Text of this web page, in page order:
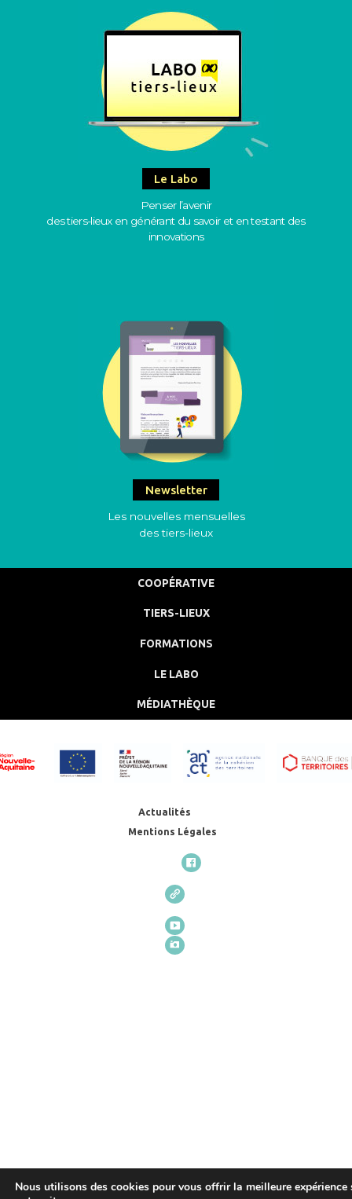
Le Labo
Penser l’avenir
des tiers-lieux en générant du savoir et en testant des
innovations
Newsletter
Les nouvelles mensuelles
des tiers-lieux
COOPÉRATIVE
TIERS-LIEUX
FORMATIONS
LE LABO
MÉDIATHÈQUE
Actualités
Mentions Légales
Nous utilisons des cookies pour vous offrir la meilleure expérience